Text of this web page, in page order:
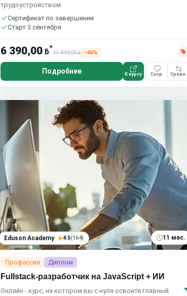
трудоустройством.
Сертификат по завершении
Старт 3 сентября
6 390,00 ƃ*
11 840,00ƃ −46%
Подробнее К курсу Сохр. Сравн.
Eduson Academy 4.5(164) 11 мес.
Профессия Диплом
Fullstack-разработчик на JavaScript + ИИ
Онлайн - курс, на котором вы с нуля освоите главный